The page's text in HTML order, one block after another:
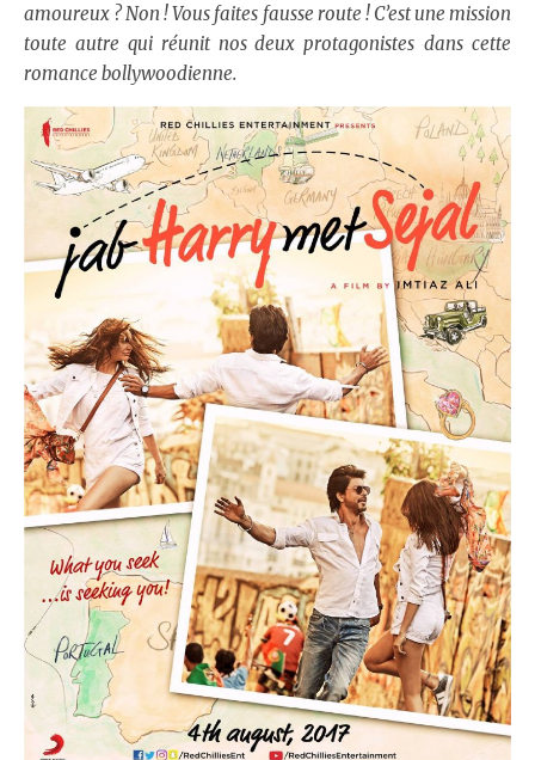
amoureux ? Non ! Vous faites fausse route ! C’est une mission
toute autre qui réunit nos deux protagonistes dans cette
romance bollywoodienne.